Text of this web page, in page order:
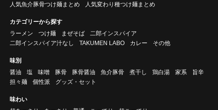
人気魚介豚骨つけ麺まとめ
人気変わり種つけ麺まとめ
カテゴリーから探す
ラーメン
つけ麺 まぜそば
二郎インスパイア
二郎インスパイア汁なし
TAKUMEN LABO カレー その他
味別
醤油
塩 味噌 豚骨 豚骨醤油 魚介豚骨 煮干し 鶏白湯 家系
旨辛
担々麺
個性派 グッズ・セット
味わい